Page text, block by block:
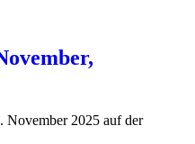
2025 auf der